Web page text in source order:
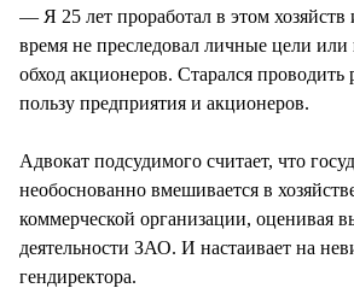
— Я 25 лет проработал в этом хозяйств
время не преследовал личные цели или
обход акционеров. Старался проводить
пользу предприятия и акционеров.
Адвокат подсудимого считает, что
необоснованно вмешивается в
коммерческой организации, оценивая
деятельности ЗАО. И настаивает на
гендиректора.